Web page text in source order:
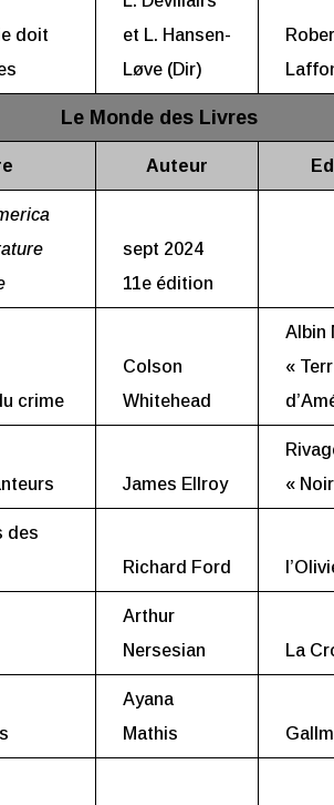
doit
et L. Hansen-
Løve (Dir)
Le Monde des Livres
Auteur
sept 2024
11e édition
crime
Colson
Whitehead
Albin
«
James Ellroy
«
des
Richard Ford
Arthur
Nersesian
La
Ayana
Mathis